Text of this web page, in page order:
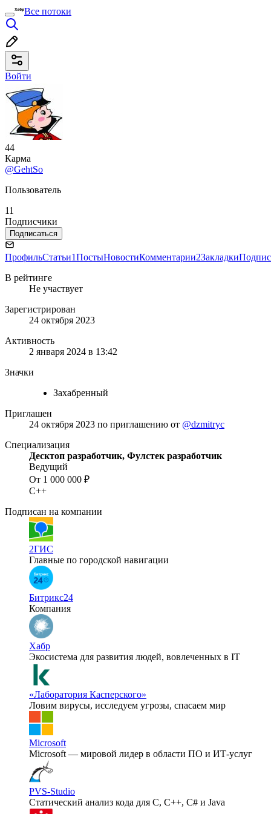
Все потоки
Войти
44
Карма
@GehtSo
Пользователь
11
Подписчики
Подписаться
ПрофильСтатьи1ПостыНовостиКомментарии2Закладки
В рейтинге
Не участвует
Зарегистрирован
24 октября 2023
Активность
2 января 2024 в 13:42
Значки
Захабренный
Приглашен
24 октября 2023 по приглашению от @dzmitryc
Специализация
Десктоп разработчик, Фулстек разработчик
Ведущий
От 1 000 000 ₽
C++
Подписан на компании
2ГИС
Главные по городской навигации
Битрикс24
Компания
Хабр
Экосистема для развития людей, вовлеченных в IT
«Лаборатория Касперского»
Ловим вирусы, исследуем угрозы, спасаем мир
Microsoft
Microsoft — мировой лидер в области ПО и ИТ-услуг
PVS-Studio
Статический анализ кода для C, C++, C# и Java